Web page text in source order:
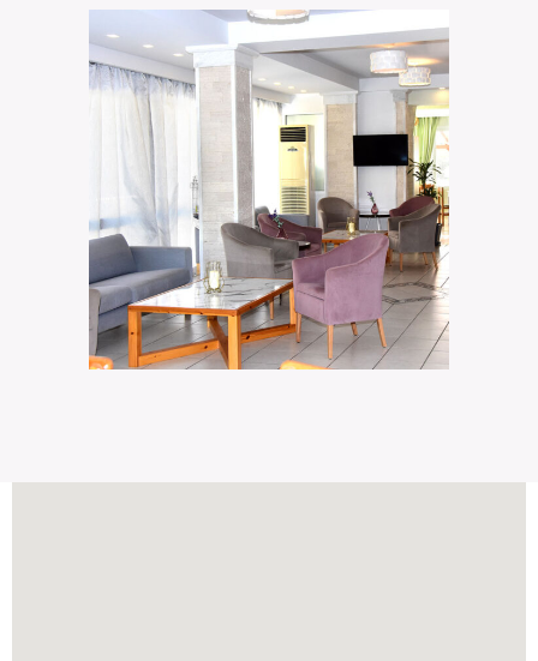
Simple & Comfortable
Klonos Anna Hotel